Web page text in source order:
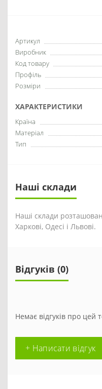
Артикул
Виробник
Код товару
Профіль
Розміри
ХАРАКТЕРИСТИКИ
Країна
Матеріал
Тип
Наші склади
Наші склади
Харкові, Одесі і Львові.
Відгуків (0)
Немає відгуків про цей
+ Написати відгук